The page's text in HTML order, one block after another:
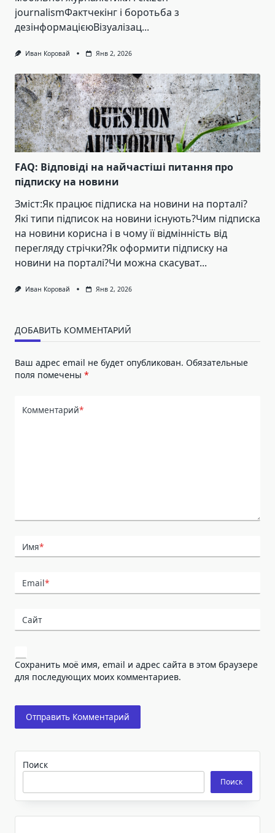
journalismФактчекінг і боротьба з
дезінформацієюВізуалізац...
Иван Коровай Янв 2, 2026
FAQ: Відповіді на найчастіші питання про
підписку на новини
Зміст:Як працює підписка на новини на порталі?
Які типи підписок на новини існують?Чим підписка
на новини корисна і в чому її відмінність від
перегляду стрічки?Як оформити підписку на
новини на порталі?Чи можна скасуват...
Иван Коровай Янв 2, 2026
ДОБАВИТЬ КОММЕНТАРИЙ
Ваш адрес email не будет опубликован. Обязательные
поля помечены *
Комментарий*
Имя*
Email*
Сайт
Сохранить моё имя, email и адрес сайта в этом браузере
для последующих моих комментариев.
Поиск
Поиск